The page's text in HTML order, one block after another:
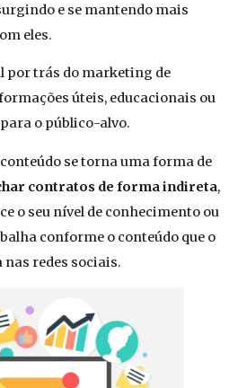
e se mantendo mais
eles.
por trás do marketing de
úteis, educacionais ou
o público-alvo.
se torna uma forma de
contratos de forma indireta,
o seu nível de conhecimento ou
conforme o conteúdo que o
redes sociais.